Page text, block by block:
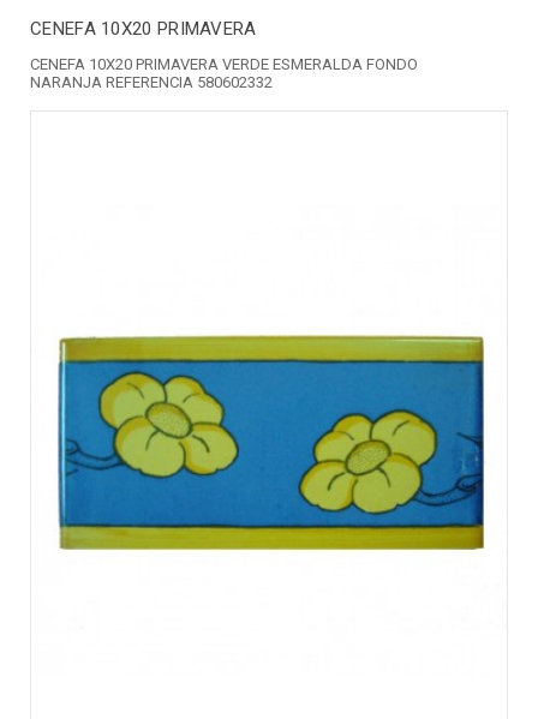
CENEFA 10X20 PRIMAVERA
CENEFA 10X20 PRIMAVERA VERDE ESMERALDA FONDO
NARANJA REFERENCIA 580602332